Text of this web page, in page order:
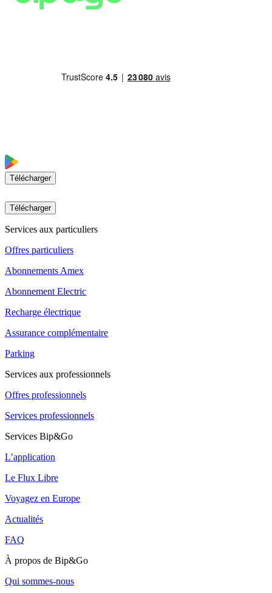
Télécharger
Télécharger
Services aux particuliers
Offres particuliers
Abonnements Amex
Abonnement Electric
Recharge électrique
Assurance complémentaire
Parking
Services aux professionnels
Offres professionnels
Services professionnels
Services Bip&Go
L’application
Le Flux Libre
Voyagez en Europe
Actualités
FAQ
À propos de Bip&Go
Qui sommes-nous